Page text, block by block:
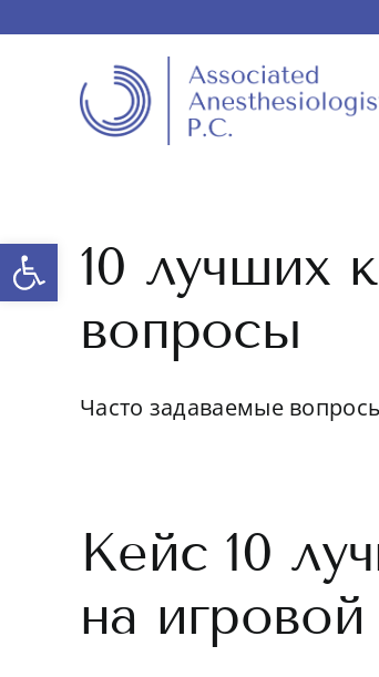
Open toolbar
content
10 лучших
вопросы
Часто задаваемые
Кейс 10
на